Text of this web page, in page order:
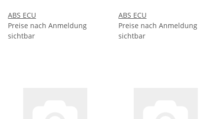
ABS ECU
Preise nach Anmeldung
sichtbar
ABS ECU
Preise nach Anmeldung
sichtbar